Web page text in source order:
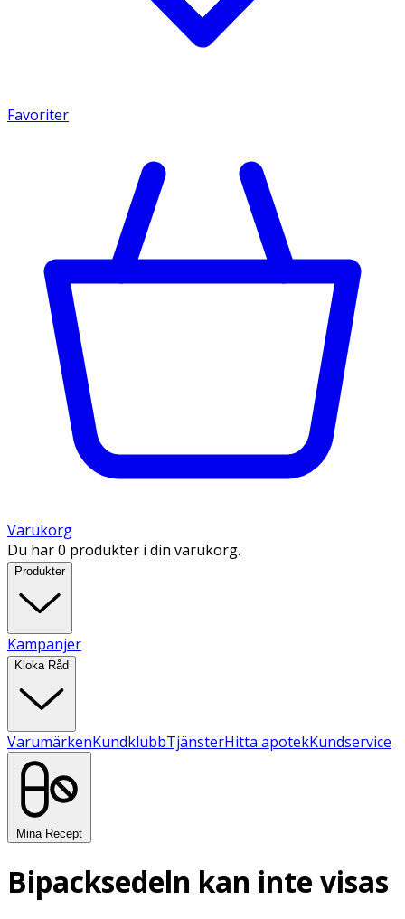
Favoriter
Varukorg
Du har 0 produkter i din varukorg.
Produkter
Kampanjer
Kloka Råd
VarumärkenKundklubbTjänsterHitta apotekKundservice
Mina Recept
Bipacksedeln kan inte visas